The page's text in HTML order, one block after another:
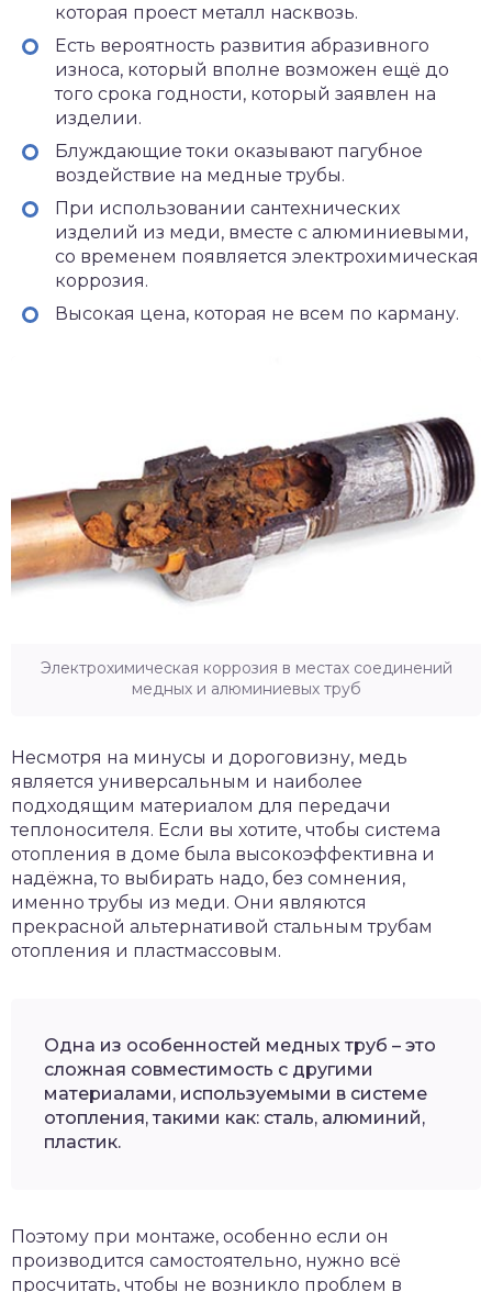
которая проест металл насквозь.
Есть вероятность развития абразивного
износа, который вполне возможен ещё до
того срока годности, который заявлен на
изделии.
Блуждающие токи оказывают пагубное
воздействие на медные трубы.
При использовании сантехнических
изделий из меди, вместе с алюминиевыми,
со временем появляется электрохимическая
коррозия.
Высокая цена, которая не всем по карману.
Электрохимическая коррозия в местах соединений
медных и алюминиевых труб
Несмотря на минусы и дороговизну, медь
является универсальным и наиболее
подходящим материалом для передачи
теплоносителя. Если вы хотите, чтобы система
отопления в доме была высокоэффективна и
надёжна, то выбирать надо, без сомнения,
именно трубы из меди. Они являются
прекрасной альтернативой стальным трубам
отопления и пластмассовым.
Одна из особенностей медных труб – это
сложная совместимость с другими
материалами, используемыми в системе
отопления, такими как: сталь, алюминий,
пластик.
Поэтому при монтаже, особенно если он
производится самостоятельно, нужно всё
просчитать, чтобы не возникло проблем в